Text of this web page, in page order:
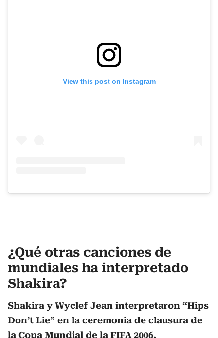
View this post on Instagram
¿Qué otras canciones de
mundiales ha interpretado
Shakira?
Shakira y Wyclef Jean interpretaron “Hips
Don’t Lie” en la ceremonia de clausura de
la Copa Mundial de la FIFA 2006.